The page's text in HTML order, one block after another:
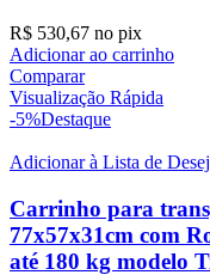
R$ 530,67 no pix
Adicionar ao carrinho
Comparar
Visualização Rápida
-5%Destaque
Adicionar à Lista de
Carrinho para
77x57x31cm com
até 180 kg modelo